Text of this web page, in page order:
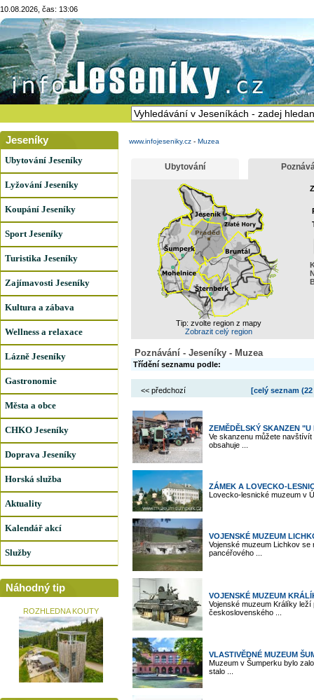
10.08.2026, čas: 13:06
Jeseníky
Ubytování Jeseníky
Lyžování Jeseníky
Koupání Jeseníky
Sport Jeseníky
Turistika Jeseníky
Zajímavosti Jeseníky
Kultura a zábava
Wellness a relaxace
Lázně Jeseníky
Gastronomie
Města a obce
CHKO Jeseníky
Doprava Jeseníky
Horská služba
Aktuality
Kalendář akcí
Služby
Náhodný tip
ROZHLEDNA KOUTY
www.infojeseniky.cz - Muzea
Ubytování
Tip: zvolte region z mapy
Zobrazit celý region
Poznávání - Jeseníky - Muzea
Třídění seznamu podle:
<< předchozí [celý seznam (
ZEMĚDĚLSKÝ SKANZEN
Ve skanzenu můžete
obsahuje ...
ZÁMEK A LOVECKO-
Lovecko-lesnické muzeum v
VOJENSKÉ MUZEUM
Vojenské muzeum Lichkov se
pancéřového ...
VOJENSKÉ MUZEUM
Vojenské muzeum Králíky
československého ...
VLASTIVĚDNÉ MUZEUM
Muzeum v Šumperku bylo
stalo ...